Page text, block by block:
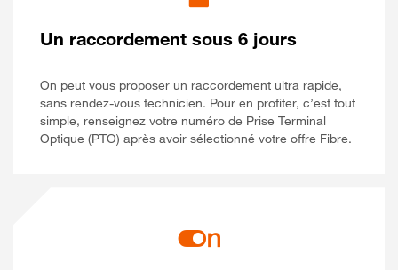
Un raccordement sous 6 jours
On peut vous proposer un raccordement ultra rapide,
sans rendez-vous technicien. Pour en profiter, c’est tout
simple, renseignez votre numéro de Prise Terminal
Optique (PTO) après avoir sélectionné votre offre Fibre.